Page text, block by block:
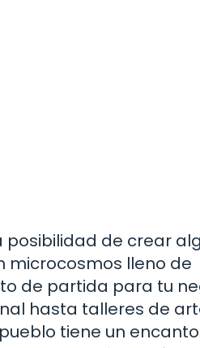
de crear
microcosmos lleno de
de partida para tu
hasta talleres de
tiene un